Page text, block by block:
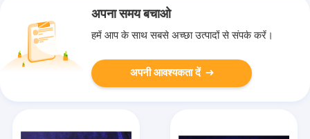
अपना समय बचाओ
हमें आप के साथ सबसे अच्छा उत्पादों से संपर्क करें।
अपनी आवश्यकता दें